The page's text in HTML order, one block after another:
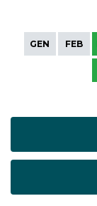
GEN FEB